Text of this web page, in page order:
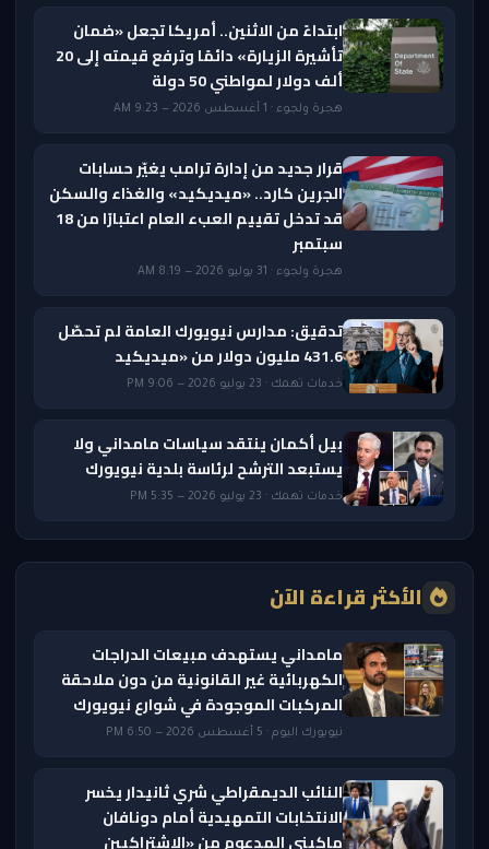
ابتداءً من الاثنين.. أمريكا تجعل «ضمان
تأشيرة الزيارة» دائمًا وترفع قيمته إلى 20
ألف دولار لمواطني 50 دولة
هجرة ولجوء · 1 أغسطس 2026 — 9:23 AM
قرار جديد من إدارة ترامب يغيّر حسابات
الجرين كارد.. «ميديكيد» والغذاء والسكن
قد تدخل تقييم العبء العام اعتبارًا من 18
سبتمبر
هجرة ولجوء · 31 يوليو 2026 — 8:19 AM
تدقيق: مدارس نيويورك العامة لم تحصّل
431.6 مليون دولار من «ميديكيد
خدمات تهمك · 23 يوليو 2026 — 9:06 PM
بيل أكمان ينتقد سياسات مامداني ولا
يستبعد الترشح لرئاسة بلدية نيويورك
خدمات تهمك · 23 يوليو 2026 — 5:35 PM
الأكثر قراءة الآن
مامداني يستهدف مبيعات الدراجات
الكهربائية غير القانونية من دون ملاحقة
المركبات الموجودة في شوارع نيويورك
نيويورك اليوم · 5 أغسطس 2026 — 6:50 PM
النائب الديمقراطي شري ثانيدار يخسر
الانتخابات التمهيدية أمام دونافان
ماكيني المدعوم من «الاشتراكيين